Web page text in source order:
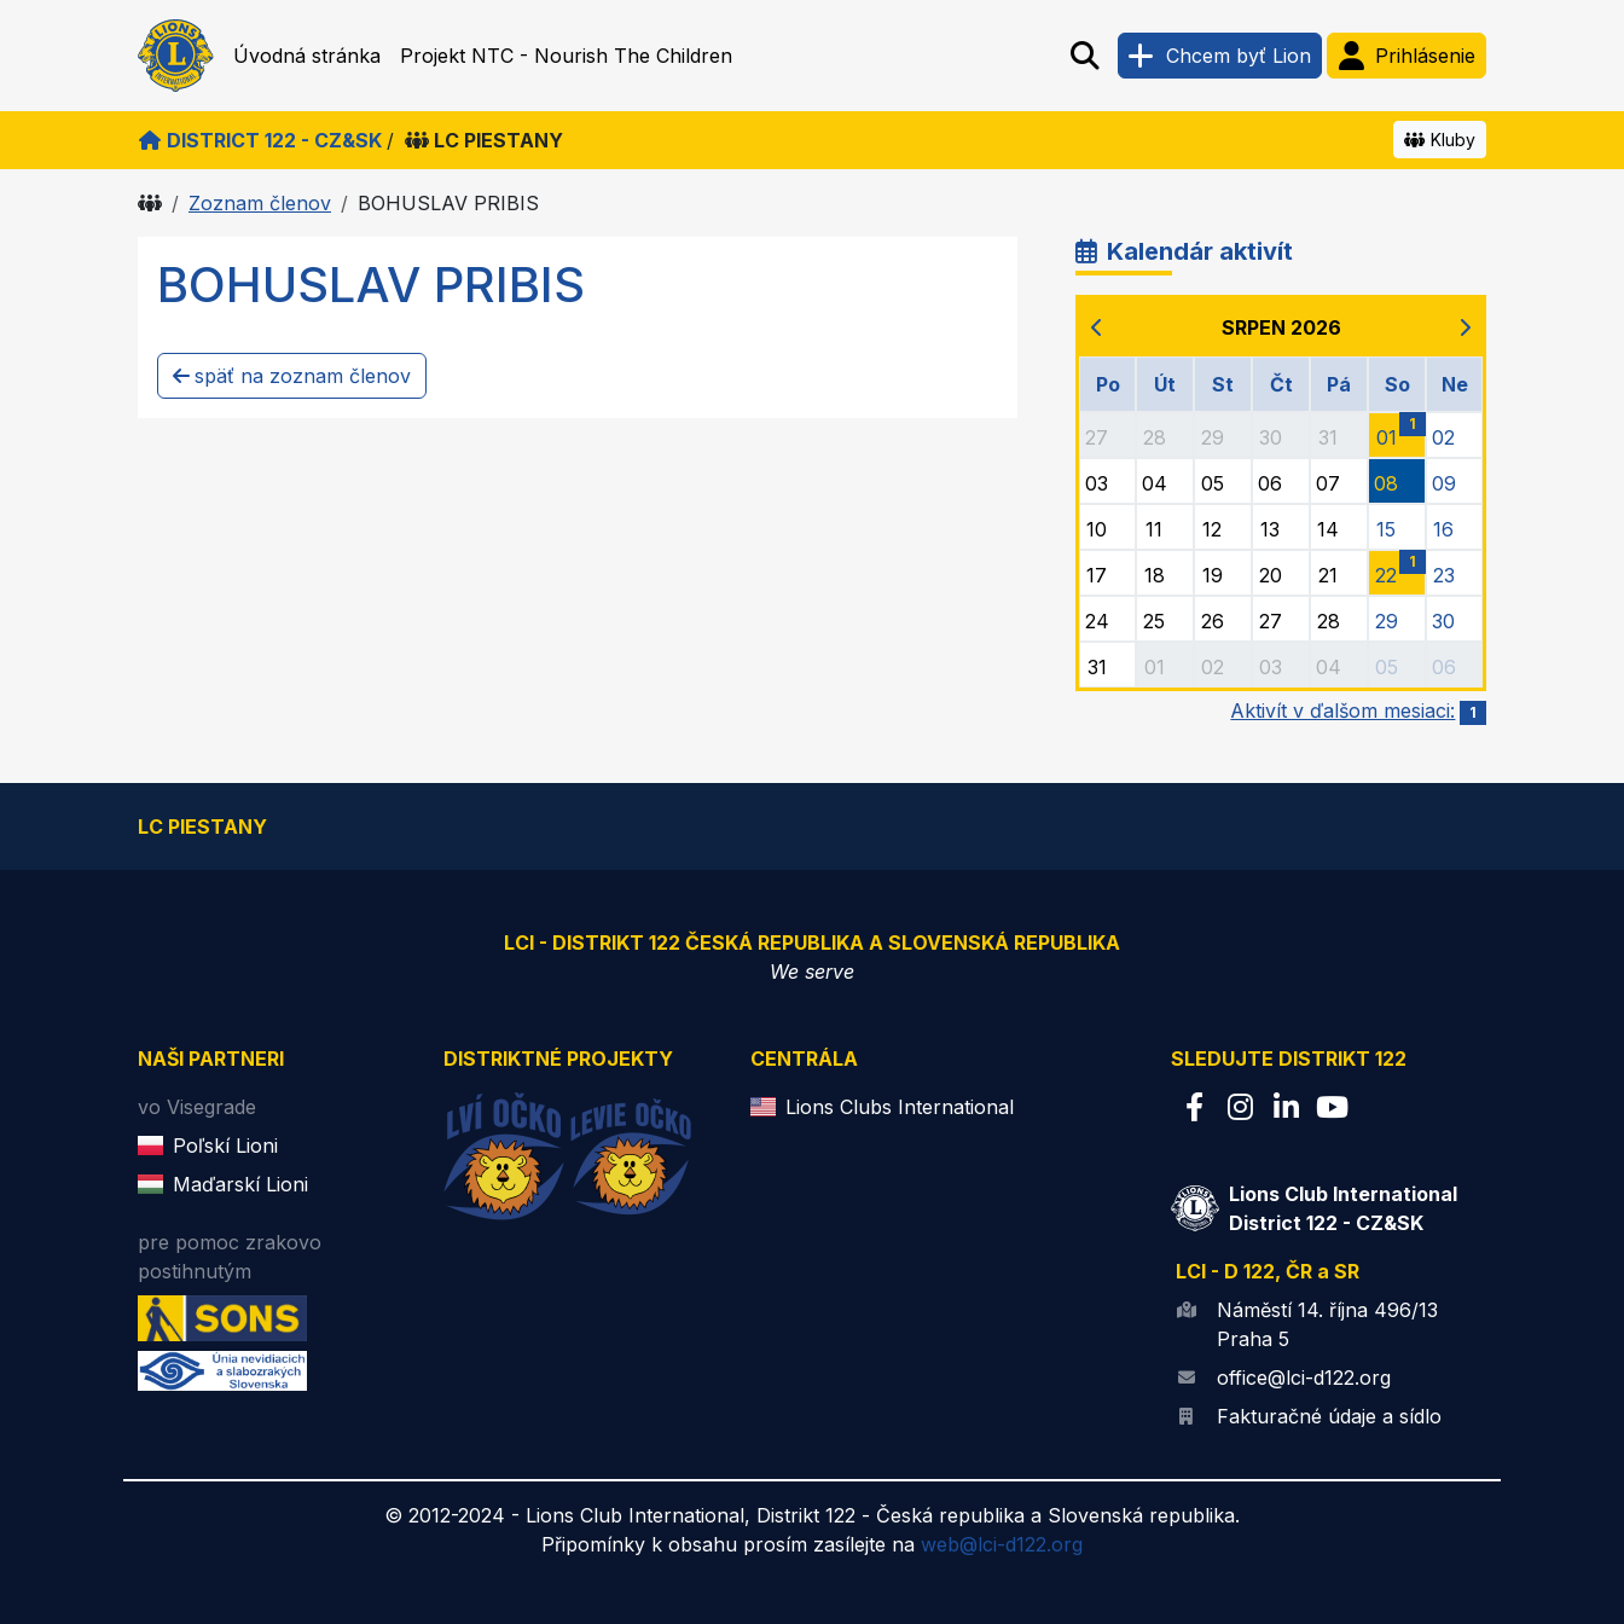
Úvodná stránka Projekt NTC - Nourish The Children Chcem byť Lion Prihlásenie
DISTRICT 122 - CZ&SK / LC PIESTANY Kluby
Zoznam členov BOHUSLAV PRIBIS
BOHUSLAV PRIBIS
späť na zoznam členov
Kalendár aktivít
SRPEN 2026
Po Út St Čt Pá So Ne
27 28 29 30 31 01
1
02
03
04 05 06 07 08
09
10
11 12 13 14 15
16
17
18 19 20 21 22
1
23
24
25 26 27 28 29
30
31
01 02 03 04 05
06
Aktivít v ďalšom mesiaci:
1
LC PIESTANY
LCI - DISTRIKT 122 ČESKÁ REPUBLIKA A SLOVENSKÁ REPUBLIKA
We serve
NAŠI PARTNERI
vo Visegrade
Poľskí Lioni
Maďarskí Lioni
pre pomoc zrakovo
postihnutým
DISTRIKTNÉ PROJEKTY
CENTRÁLA
Lions Clubs International
SLEDUJTE DISTRIKT 122
Lions Club International
District 122 - CZ&SK
LCI - D 122, ČR a SR
Náměstí 14. října 496/13
Praha 5
office@lci-d122.org
Fakturačné údaje a sídlo
© 2012-2024 - Lions Club International, Distrikt 122 - Česká republika a Slovenská republika.
Připomínky k obsahu prosím zasílejte na web@lci-d122.org